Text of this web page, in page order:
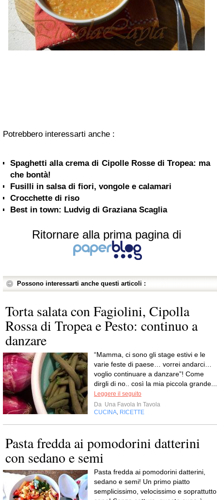
Potrebbero interessarti anche :
Spaghetti alla crema di Cipolle Rosse di Tropea: ma
che bontà!
Fusilli in salsa di fiori, vongole e calamari
Crocchette di riso
Best in town: Ludvig di Graziana Scaglia
Ritornare alla prima pagina di
Possono interessarti anche questi articoli :
Torta salata con Fagiolini, Cipolla
Rossa di Tropea e Pesto: continuo a
danzare
“Mamma, ci sono gli stage estivi e le
varie feste di paese… vorrei andarci…
voglio continuare a danzare”! Come
dirgli di no.. così la mia piccola grande...
Leggere il seguito
Da Una Favola In Tavola
CUCINA RICETTE
Pasta fredda ai pomodorini datterini
con sedano e semi
Pasta fredda ai pomodorini datterini,
sedano e semi! Un primo piatto
semplicissimo, velocissimo e soprattutto